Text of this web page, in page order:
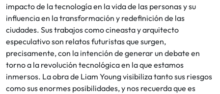
impacto de la tecnología en la vida de las personas y su
influencia en la transformación y redefinición de las
ciudades. Sus trabajos como cineasta y arquitecto
especulativo son relatos futuristas que surgen,
precisamente, con la intención de generar un debate en
torno a la revolución tecnológica en la que estamos
inmersos. La obra de Liam Young visibiliza tanto sus riesgos
como sus enormes posibilidades, y nos recuerda que es